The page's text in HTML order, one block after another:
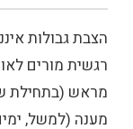
הצבת גבולות
רגשית מורים
מראש (בתחילת